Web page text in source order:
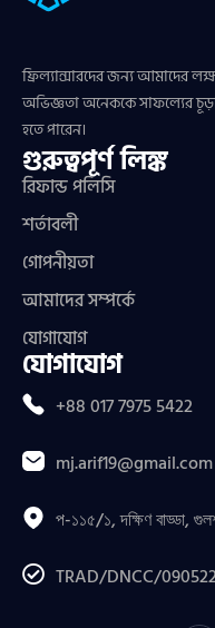
ফ্রিল্যান্সারদের জন্য আমাদের
অভিজ্ঞতা অনেককে সাফল্যের
হতে পারেন।
গুরুত্বপূর্ণ লিঙ্ক
রিফান্ড পলিসি
শর্তাবলী
গোপনীয়তা
আমাদের সম্পর্কে
যোগাযোগ
যোগাযোগ
+88 017 7975 5422
mj.arif19@gmail.com
প-১১৫/১, দক্ষিণ বাড্ডা,
TRAD/DNCC/